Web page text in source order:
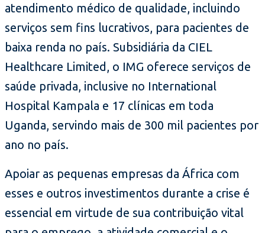
atendimento médico de qualidade, incluindo
serviços sem fins lucrativos, para pacientes de
baixa renda no país. Subsidiária da CIEL
Healthcare Limited, o IMG oferece serviços de
saúde privada, inclusive no International
Hospital Kampala e 17 clínicas em toda
Uganda, servindo mais de 300 mil pacientes por
ano no país.
Apoiar as pequenas empresas da África com
esses e outros investimentos durante a crise é
essencial em virtude de sua contribuição vital